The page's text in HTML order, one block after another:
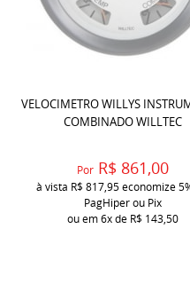
VELOCIMETRO WILLYS
COMBINADO WILLTEC
Por R$ 861,00
à vista R$ 817,95economize
PagHiper ou Pix
ou em6xde R$ 143,50